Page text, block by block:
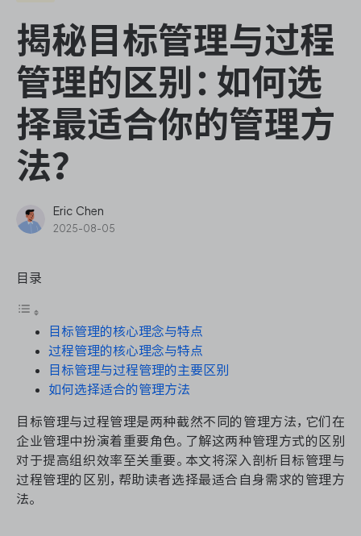
ONES Assistant
敏捷研发管理
企业知识库管理
研发效能管理
DevOps
资源和工时管理
服务台和工单管理
揭秘目标管理与过程
管理的区别：如何选
择最适合你的管理方
法？
Eric Chen
2025-08-05
目录
目标管理的核心理念与特点
过程管理的核心理念与特点
目标管理与过程管理的主要区别
如何选择适合的管理方法
目标管理与过程管理是两种截然不同的管理方法，它们在
企业管理中扮演着重要角色。了解这两种管理方式的区别
对于提高组织效率至关重要。本文将深入剖析目标管理与
过程管理的区别，帮助读者选择最适合自身需求的管理方
法。